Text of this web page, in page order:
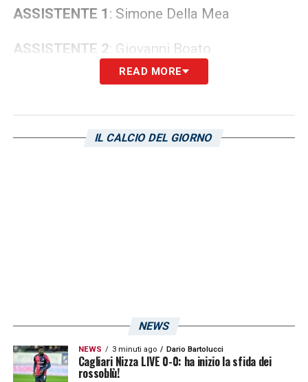
ASSISTENTE 1 : Simone Della Mea
ASSISTENTE 2: Giovanni Boato
QUARTO UFFICIALE: Giovanni Castellano
READ MORE
IL CALCIO DEL GIORNO
NEWS
NEWS 3 minuti ago Dario Bartolucci
Cagliari Nizza LIVE 0-0: ha inizio la sfida dei
rossoblù!